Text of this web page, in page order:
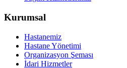
Kurumsal
Hastanemiz
Hastane Yönetimi
Organizasyon Şeması
İdari Hizmetler